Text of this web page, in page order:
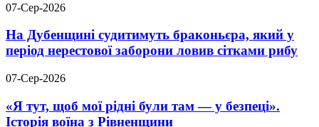
07-Сер-2026
На Дубенщині судитимуть браконьєра, який у
період нерестової заборони ловив сітками рибу
07-Сер-2026
«Я тут, щоб мої рідні були там — у безпеці».
Історія воїна з Рівненщини